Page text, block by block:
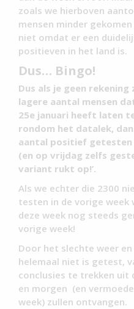
zoals we hierboven
mensen minder
niet omdat er een
positieven in het land is.
Dus… Bingo!
Dus als je geen
lagere aantal mensen
25e januari heeft laten
rondom het datalek,
aantal positief
(en op vrijdag zelfs
variant rukt op!’.
Als we echter die 2300
testen in de vorige week
deze week nog steeds
vorige week!
Door het slechte weer
helemaal niet is getest,
conclusies te trekken uit
en morgen (en
week) zullen ontvangen.